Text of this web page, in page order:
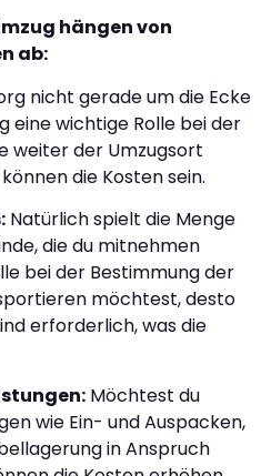
hängen von
ab:
nicht gerade um die Ecke
eine wichtige Rolle bei der
weiter der Umzugsort
die Kosten sein.
Natürlich spielt die Menge
die du mitnehmen
bei der Bestimmung der
möchtest, desto
erforderlich, was die
Möchtest du
wie Ein- und Auspacken,
in Anspruch